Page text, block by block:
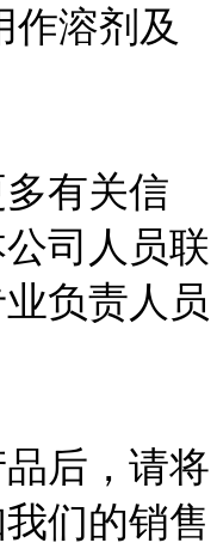
作溶剂及
多有关信
司人员联
负责人员
后，请将
们的销售